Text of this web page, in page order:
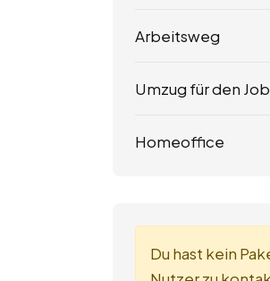
Arbeitsweg
Umzug für den Job
Homeoffice
Du hast kein